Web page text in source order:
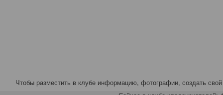
Чтобы разместить в клубе информацию, фотографии, создать свой